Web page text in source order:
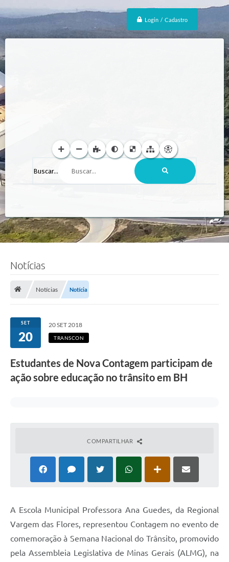
Login / Cadastro
Buscar...
Notícias
Notícias Notícia
SET
20
20 SET 2018
TRANSCON
Estudantes de Nova Contagem participam de
ação sobre educação no trânsito em BH
COMPARTILHAR
A Escola Municipal Professora Ana Guedes, da Regional
Vargem das Flores, representou Contagem no evento de
comemoração à Semana Nacional do Trânsito, promovido
pela Assembleia Legislativa de Minas Gerais (ALMG), na